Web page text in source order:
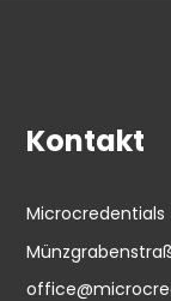
Kontakt
Microcredentials